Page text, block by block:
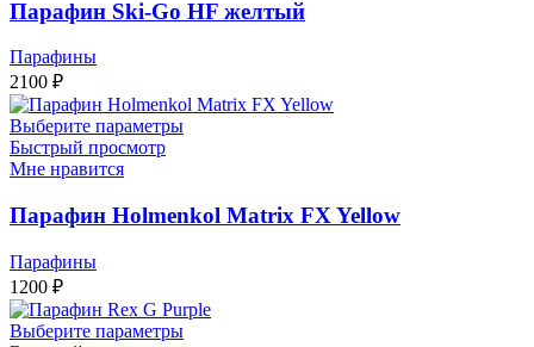
Парафин Ski-Go HF желтый
Парафины
2100 ₽
Выберите параметры
Быстрый просмотр
Мне нравится
Парафин Holmenkol Matrix FX Yellow
Парафины
1200 ₽
Выберите параметры